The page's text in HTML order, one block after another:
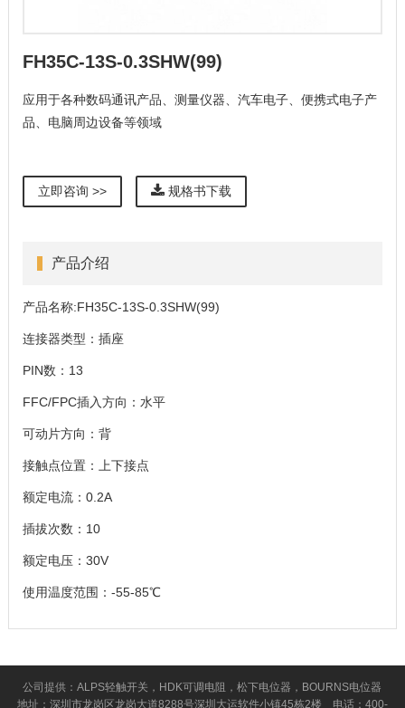
FH35C-13S-0.3SHW(99)
应用于各种数码通讯产品、测量仪器、汽车电子、便携式电子产
品、电脑周边设备等领域
立即咨询 >> 规格书下载
产品介绍
产品名称:FH35C-13S-0.3SHW(99)
连接器类型：插座
PIN数：13
FFC/FPC插入方向：水平
可动片方向：背
接触点位置：上下接点
额定电流：0.2A
插拔次数：10
额定电压：30V
使用温度范围：-55-85℃
公司提供：ALPS轻触开关，HDK可调电阻，松下电位器，BOURNS电位器
地址：深圳市龙岗区龙岗大道8288号深圳大运软件小镇45栋2楼 电话：400-